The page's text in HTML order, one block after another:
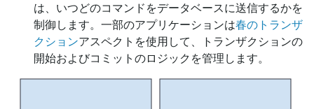
は、いつどのコマンドをデータベースに送信するかを
制御します。一部のアプリケーションは春のトランザ
クションアスペクトを使用して、トランザクションの
開始およびコミットのロジックを管理します。